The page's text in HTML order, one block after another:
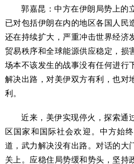
郭嘉昆：中方在伊朗局势上的
已对包括伊朗在内的地区各国人民
还在持续扩大，严重冲击世界经济
贸易秩序和全球能源供应稳定，损
场本不该发生的战事没有任何进行
解决出路，对美伊双方有利，也对
利。
近来，美伊实现停火，探索通
区国家和国际社会欢迎。中方始
道，武力解决没有出路。对话的大
关上。应稳住局势缓和势头，坚持